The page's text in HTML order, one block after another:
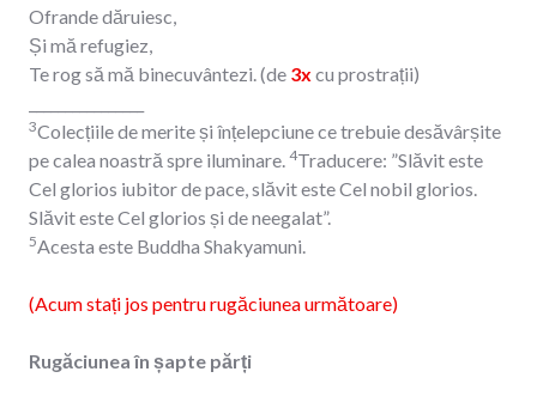
Ofrande dăruiesc,
Și mă refugiez,
Te rog să mă binecuvântezi. (de 3x cu prostrații)
3Colecțiile de merite și înțelepciune ce trebuie desăvârșite
pe calea noastră spre iluminare. 4Traducere: ”Slăvit este
Cel glorios iubitor de pace, slăvit este Cel nobil glorios.
Slăvit este Cel glorios și de neegalat”.
5Acesta este Buddha Shakyamuni.
(Acum stați jos pentru rugăciunea următoare)
Rugăciunea în șapte părți